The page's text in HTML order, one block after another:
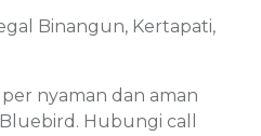
Binangun, Kertapati,
nyaman dan aman
Hubungi call